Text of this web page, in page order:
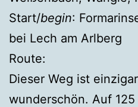
Start/begin:
bei Lech am Arlberg
Route:
Dieser Weg ist
wunderschön. Auf